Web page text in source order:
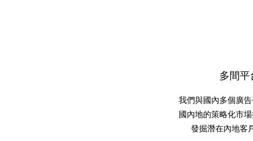
多間平
我們與國內多個廣
國內地的策略化市
發掘潛在內地客